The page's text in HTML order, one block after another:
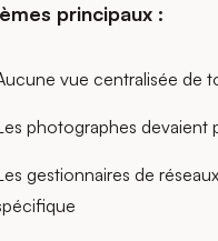
principaux :
vue centralisée de
photographes devaient
gestionnaires de